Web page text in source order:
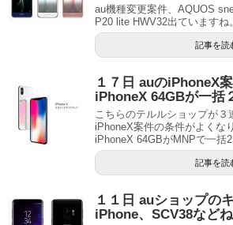
au機種変更案件、AQUOS
P20 lite HWV32出ています
記事を読
１７日 auのiPhoneX
iPhoneX 64GBが一括
こちらのテルルショップが３
iPhoneX案件の条件がよくな
iPhoneX 64GBがMNPで一括
記事を読
１１日 auショップの
iPhone、SCV38など